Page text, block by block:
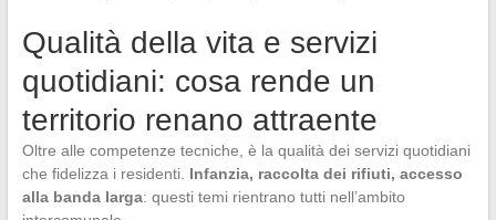
Qualità della vita e servizi
quotidiani: cosa rende un
territorio renano attraente
Oltre alle competenze tecniche, è la qualità dei servizi quotidiani
che fidelizza i residenti. Infanzia, raccolta dei rifiuti, accesso
alla banda larga: questi temi rientrano tutti nell’ambito